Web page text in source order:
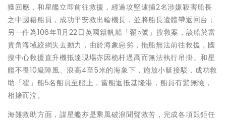
獲回應，和星艦立即前往救援，經過攻堅逮捕2名涉嫌殺害船長
之中國籍船員，成功平安救出輪機長，並將船長遺體帶返回台；
另一件為106年11月22日英國籍帆船「翟○號」搜救案，該船於富
貴角海域絞網失去動力，由於海象惡劣，拖船無法前往救援，國
搜中心救援直升機抵達現場亦因桅杆過高而無法執行吊掛。和星
艦不畏10級陣風、浪高4至5米的海象下，施放小艇接駁，成功救
助「翟」船5名船員至艦上，當船返抵基隆港，船員有驚無險，
相擁而泣。
海難救助方面，謀星艦亦是乘風破浪聞聲救苦，完成各項艱鉅任